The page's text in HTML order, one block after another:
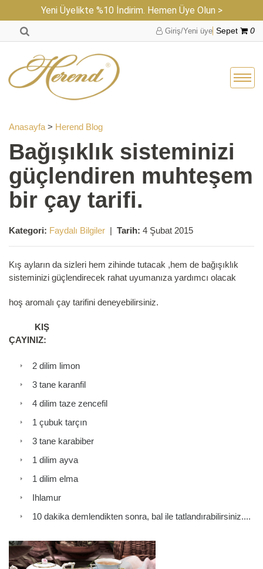
Yeni Üyelikte %10 İndirim. Hemen Üye Olun >
Giriş/Yeni üye Sepet 0
Anasayfa > Herend Blog
Bağışıklık sisteminizi
güçlendiren muhteşem
bir çay tarifi.
Kategori: Faydalı Bilgiler | Tarih: 4 Şubat 2015
Kış ayların da sizleri hem zihinde tutacak ,hem de bağışıklık
sisteminizi güçlendirecek rahat uyumanıza yardımcı olacak
hoş aromalı çay tarifini deneyebilirsiniz.
KIŞ
ÇAYINIZ:
2 dilim limon
3 tane karanfil
4 dilim taze zencefil
1 çubuk tarçın
3 tane karabiber
1 dilim ayva
1 dilim elma
Ihlamur
10 dakika demlendikten sonra, bal ile tatlandırabilirsiniz....